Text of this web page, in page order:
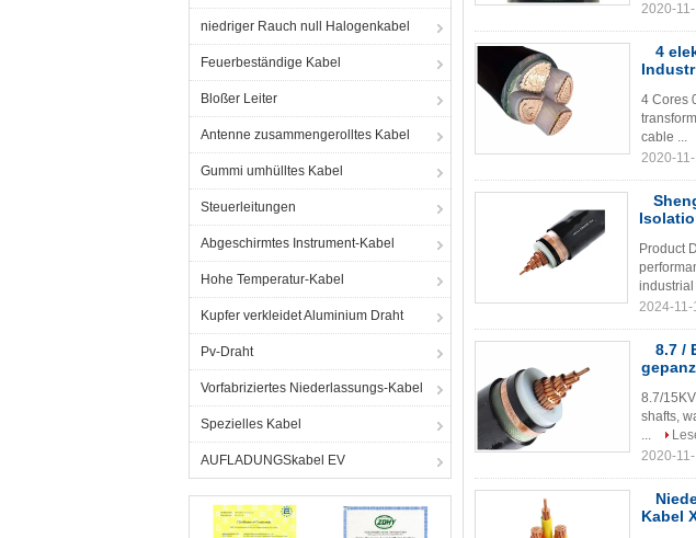
niedriger Rauch null Halogenkabel
Feuerbeständige Kabel
Bloßer Leiter
Antenne zusammengerolltes Kabel
Gummi umhülltes Kabel
Steuerleitungen
Abgeschirmtes Instrument-Kabel
Hohe Temperatur-Kabel
Kupfer verkleidet Aluminium Draht
Pv-Draht
Vorfabriziertes Niederlassungs-Kabel
Spezielles Kabel
AUFLADUNGSkabel EV
2020-
4
4 Cores
cable ...
2020-
Product
industrial
2024-11-
8.7 /
8.7/
shafts,
...
2020-
Kabel